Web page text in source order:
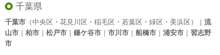
千葉県
千葉市 （中央区・花見川区・稲毛区・若葉区・緑区・美浜区）｜ 流
山市 ｜ 柏市 ｜ 松戸市 ｜ 鎌ケ谷市 ｜ 市川市 ｜ 船橋市 ｜ 浦安市 ｜ 習志野
市